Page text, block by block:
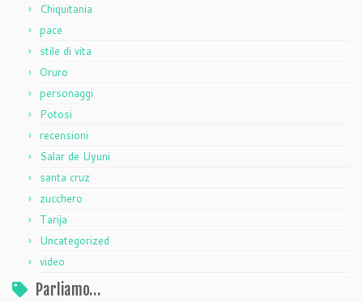
Chiquitania
pace
stile di vita
Oruro
personaggi
Potosi
recensioni
Salar de Uyuni
santa cruz
zucchero
Tarija
Uncategorized
video
Parliamo…